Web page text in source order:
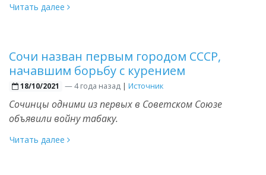
Читать далее
Сочи назван первым городом СССР,
начавшим борьбу с курением
18/10/2021 —4 года назад | Источник
Сочинцы одними из первых в Советском Союзе
объявили войну табаку.
Читать далее